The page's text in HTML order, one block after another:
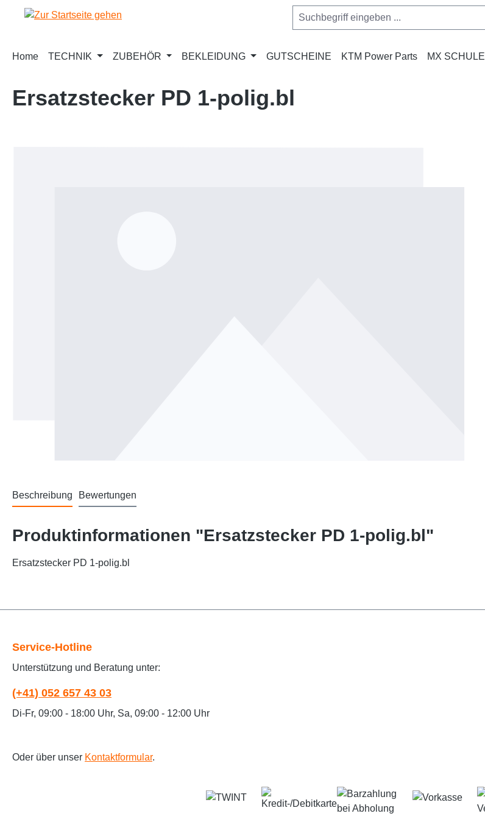
Hauptinhalt springen
Zur Suche springen
Zur Hauptnavigation springen
Home TECHNIK ZUBEHÖR BEKLEIDUNG GUTSCHEINE KTM Power Parts MX SCHULE
Ersatzstecker PD 1-polig.bl
Beschreibung Bewertungen
Produktinformationen "Ersatzstecker PD 1-polig.bl"
Ersatzstecker PD 1-polig.bl
Service-Hotline
Unterstützung und Beratung unter:
(+41) 052 657 43 03
Di-Fr, 09:00 - 18:00 Uhr, Sa, 09:00 - 12:00 Uhr
Oder über unser Kontaktformular.